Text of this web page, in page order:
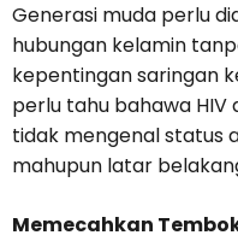
Generasi muda perlu
hubungan kelamin
kepentingan saringan
perlu tahu bahawa
tidak mengenal status
mahupun latar
Memecahkan